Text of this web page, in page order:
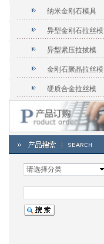
请选择分类
纳米金刚石模具
异型金刚石拉丝模
异型紧压拉拔模
金刚石聚晶拉丝模
硬质合金拉丝模
链条钨钢冲模